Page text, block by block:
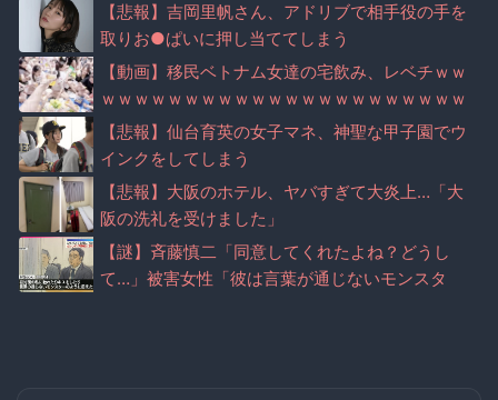
【悲報】吉岡里帆さん、アドリブで相手役の手を
取りお●ぱいに押し当ててしまう
【動画】移民ベトナム女達の宅飲み、レベチｗｗ
ｗｗｗｗｗｗｗｗｗｗｗｗｗｗｗｗｗｗｗｗｗｗ
【悲報】仙台育英の女子マネ、神聖な甲子園でウ
インクをしてしまう
【悲報】大阪のホテル、ヤバすぎて大炎上…「大
阪の洗礼を受けました」
【謎】斉藤慎二「同意してくれたよね？どうし
て…」被害女性「彼は言葉が通じないモンスタ